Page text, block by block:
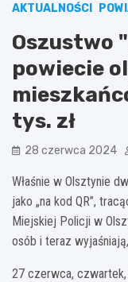
AKTUALNOŚCI
Oszustwo
powiecie
tys. zł
28 czerwca 2024
Właśnie w Olsztynie
jako „na kod QR”,
Miejskiej Policji w
osób i teraz
27 czerwca, czwartek,